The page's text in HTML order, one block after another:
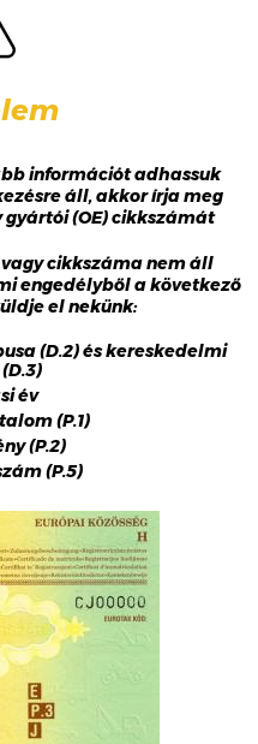
információt adhassuk
áll, akkor írja meg
(OE) cikkszámát
cikkszáma nem áll
engedélyből a következő
el nekünk:
(D.2) és kereskedelmi
év
(P.1)
(P.2)
(P.5)